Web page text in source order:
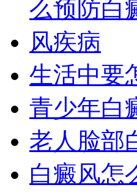
生活中要
青少年白
老人脸部
白癜风怎